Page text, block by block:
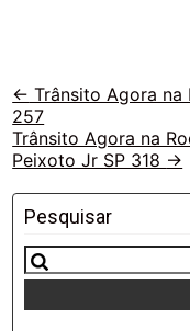
Veja
outras
vias
← Trânsito Agora na
257
Trânsito Agora na
Peixoto Jr SP 318 →
Pesquisar
Pesquisar
por: